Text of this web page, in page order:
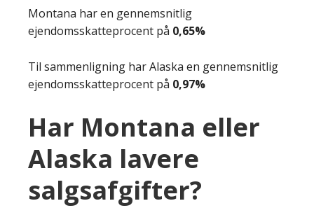
Montana har en gennemsnitlig
ejendomsskatteprocent på 0,65%
Til sammenligning har Alaska en gennemsnitlig
ejendomsskatteprocent på 0,97%
Har Montana eller
Alaska lavere
salgsafgifter?